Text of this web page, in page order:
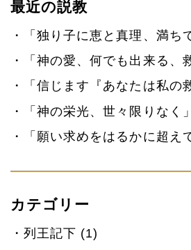
最近の説教
「独り子に恵と真理、満ち
「神の愛、何でも出来る、
「信じます『あなたは私の
「神の栄光、世々限りなく」
「願い求めをはるかに超え
カテゴリー
列王記下 (1)